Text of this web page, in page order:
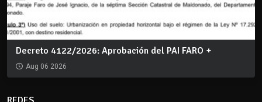
Decreto 4122/2026: Aprobación del PAI FARO +
Aug 06 2026